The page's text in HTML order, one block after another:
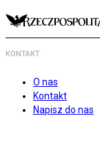
KONTAKT
O nas
Kontakt
Napisz do nas